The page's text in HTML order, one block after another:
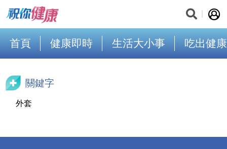
首頁 健康即時 生活大小事 吃出健康
關鍵字
外套